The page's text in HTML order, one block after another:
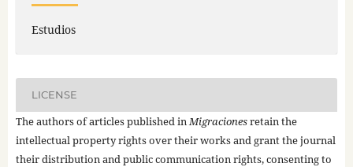
Estudios
LICENSE
The authors of articles published in Migracionesretain the
intellectual property rights over their works and grant the journal
their distribution and public communication rights, consenting to